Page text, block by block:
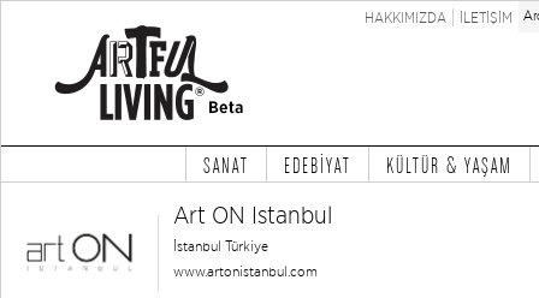
HAKKIMIZDA İLETİŞİM
SANAT EDEBİYAT KÜLTÜR & YAŞAM
Art ON Istanbul
İstanbul Türkiye
www.artonistanbul.com